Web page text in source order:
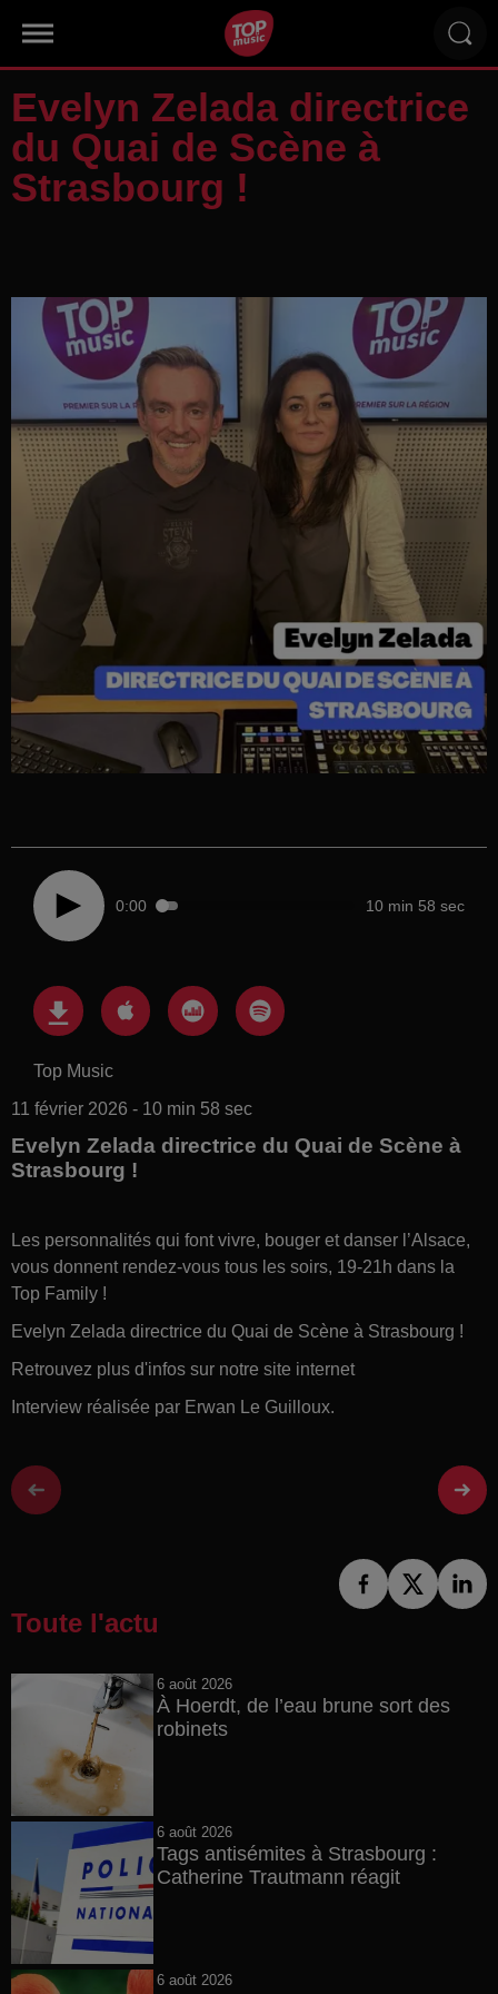
Evelyn Zelada directrice
du Quai de Scène à
Strasbourg !
0:00 10 min 58 sec
Top Music
11 février 2026 - 10 min 58 sec
Evelyn Zelada directrice du Quai de Scène à
Strasbourg !
Les personnalités qui font vivre, bouger et danser l’Alsace,
vous donnent rendez-vous tous les soirs, 19-21h dans la
Top Family !
Evelyn Zelada directrice du Quai de Scène à Strasbourg !
Retrouvez plus d'infos sur notre site internet
Interview réalisée par Erwan Le Guilloux.
Toute l'actu
6 août 2026
À Hoerdt, de l’eau brune sort des
robinets
6 août 2026
Tags antisémites à Strasbourg :
Catherine Trautmann réagit
6 août 2026